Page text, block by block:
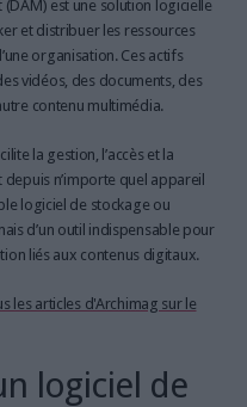
(DAM) est une solution logicielle
et distribuer les ressources
organisation. Ces actifs
vidéos, des documents, des
contenu multimédia.
la gestion, l’accès et la
n’importe quel appareil
logiciel de stockage ou
d’un outil indispensable pour
liés aux contenus digitaux.
les articles d'Archimag sur le
logiciel de